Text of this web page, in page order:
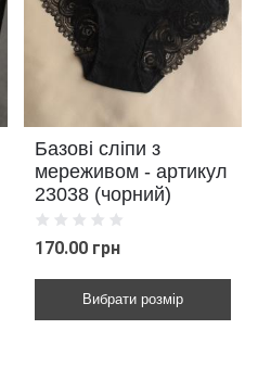
Базові сліпи з
мереживом - артикул
23038 (чорний)
170.00 грн
Вибрати розмір